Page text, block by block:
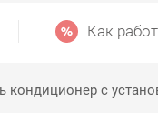
Как
кондиционер с